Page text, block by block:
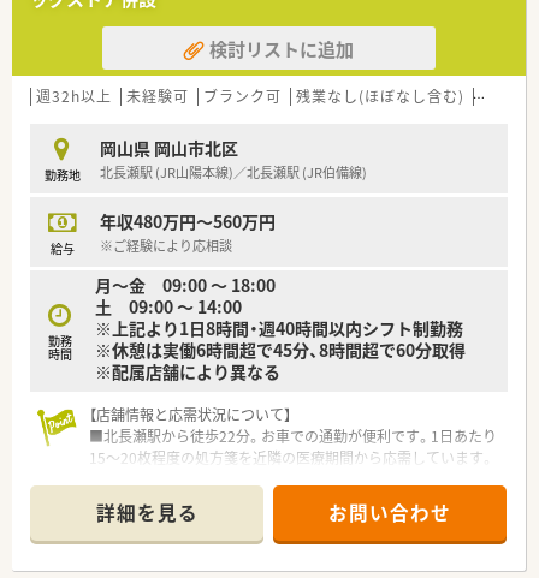
■未経験やブランクのある方も歓迎しており、丁寧な指導のもと
安心して再スタートを切りたい方におすすめです。
■落ち着いた雰囲気の職場で、自分のペースでじっくりと業務に
取り組みたい方にぴったりです。
検討リストに追加
週32h以上 未経験可 ブランク可 残業なし(ほぼなし含む) 車通勤
勤務地
岡山県 岡山市北区
北長瀬駅 (JR山陽本線)／北長瀬駅 (JR伯備線)
給与
年収480万円～560万円
※ご経験により応相談
勤務
時間
月～金 09:00 ～ 18:00
土 09:00 ～ 14:00
※上記より1日8時間・週40時間以内シフト制勤務
※休憩は実働6時間超で45分、8時間超で60分取得
※配属店舗により異なる
【店舗情報と応需状況について】
■北長瀬駅から徒歩22分。お車での通勤が便利です。1日あたり
15～20枚程度の処方箋を近隣の医療期間から応需しています。
者様に対してゆとりを持って丁寧な服薬指導を行える環境で
す。
■広域科目を扱うため多種多様な処方箋に触れることができ、薬
剤師としての知見を広げながらスキルアップが可能です。
詳細を見る お問い合わせ